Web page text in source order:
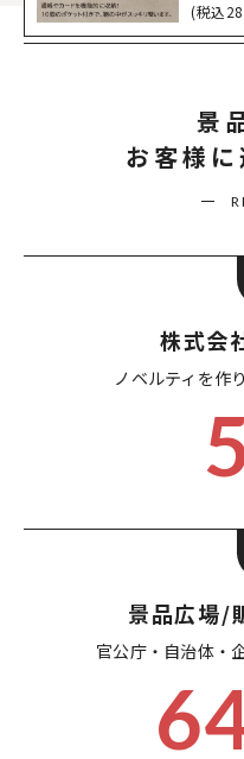
(税込
景
お客様
株式会
ノベルティを作
景品広場/
官公庁・自治体・